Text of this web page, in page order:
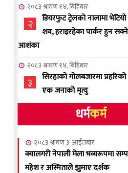
२०८३ श्रावण १४, बिहिबार
२
डियरफुट ट्रेलको नालामा
शव, हराइरहेका पार्कर हुन सक्ने
आशंका
२०८३ श्रावण १४, बिहिबार
३
सिरहाको गोलबजारमा
एक जनाको मृत्यु
२०८३ श्रावण १०, आईतबार
४ NCSC को अध्यक्षमा घनेन्द्र
२०८३ श्रावण ८, शुक्रबार
५
नेप्लिज सोसाइटि अफ
धर्मकर्म
२०८३ श्रावण ३, आईतबार
क्यालगरी नेपाली मेला भव्यरूपमा
महेश र अस्मिताले झुमाए दर्शक